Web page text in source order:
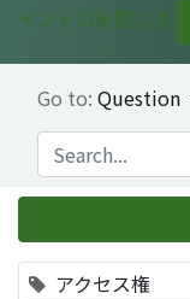
イントロを閉じる
Go to: Question
アクセス権